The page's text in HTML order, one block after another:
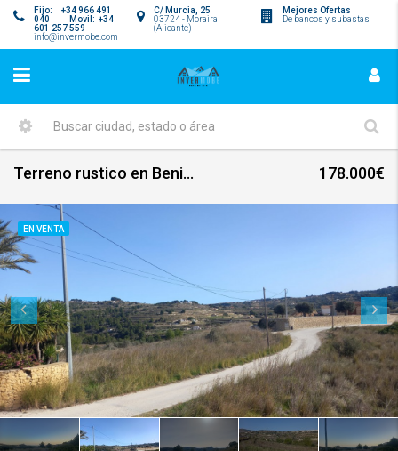
Mejores Ofertas
De bancos y subastas
C/ Murcia, 25
03724 - Moraira
(Alicante)
Fijo: +34 966 491
040 Movil: +34
601 257 559
info@invermobe.com
Terreno rustico en Benissa Partida Umbria con vistas 178.000€
EN VENTA